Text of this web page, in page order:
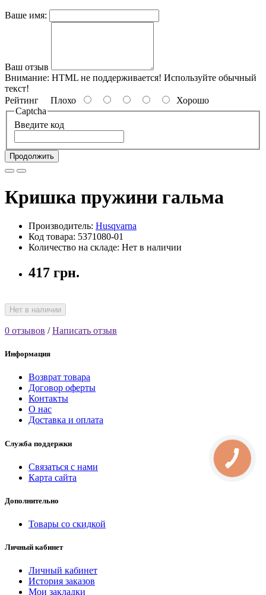
Ваше имя:
Ваш отзыв
Внимание: HTML не поддерживается! Используйте обычный
текст!
Рейтинг Плохо
Хорошо
Captcha
Введите код
Продолжить
Кришка пружини гальма
Производитель: Husqvarna
Код товара: 5371080-01
Количество на складе: Нет в наличии
417 грн.
Нет в наличии
0 отзывов /Написать отзыв
Информация
Возврат товара
Договор оферты
Контакты
О нас
Доставка и оплата
Служба поддержки
Связаться с нами
Карта сайта
Дополнительно
Товары со скидкой
Личный кабинет
Личный кабинет
История заказов
Мои закладки